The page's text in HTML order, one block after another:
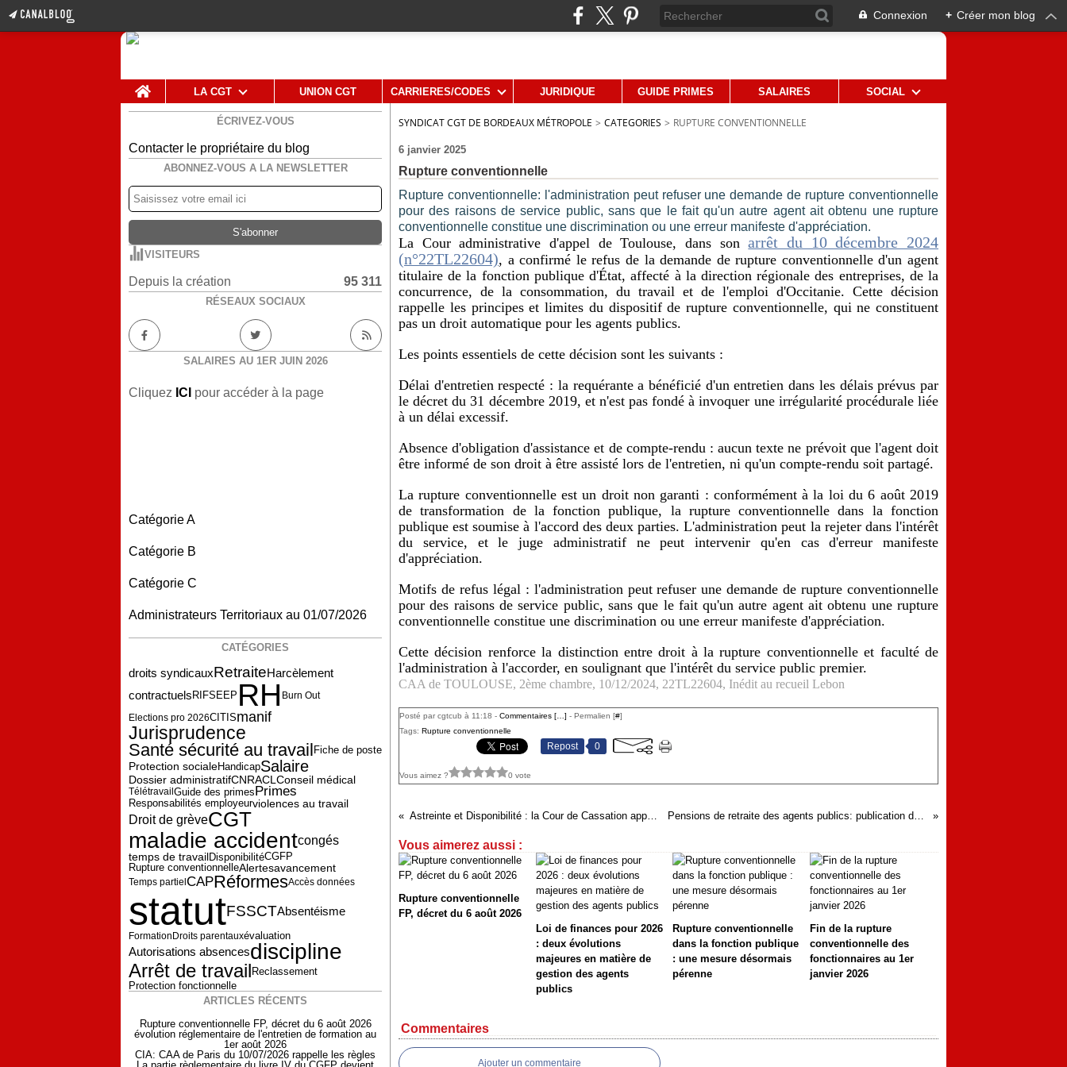
Connexion + Créer mon blog
Home
LA CGT UNION CGT CARRIERES/CODES JURIDIQUE GUIDE PRIMES SALAIRES SOCIAL
ÉCRIVEZ-VOUS
Contacter le propriétaire du blog
ABONNEZ-VOUS A LA NEWSLETTER
VISITEURS
Depuis la création 95 311
RÉSEAUX SOCIAUX
SALAIRES AU 1ER JUIN 2026
Cliquez ICI pour accéder à la page
Catégorie A
Catégorie B
Catégorie C
Administrateurs Territoriaux au 01/07/2026
CATÉGORIES
droits syndicauxRetraiteHarcèlement
contractuels RIFSEEP RH Burn Out
Elections pro 2026CITISmanif
Jurisprudence
Santé sécurité au travail Fiche de poste
Protection socialeHandicapSalaire
Dossier administratifCNRACL Conseil médical
Télétravail Guide des primesPrimes
Responsabilités employeurviolences au travail
Droit de grèveCGT
maladie accidentcongés
temps de travailDisponibilitéCGFP
Rupture conventionnelleAlertesavancement
Temps partiel CAPRéformesAccès données
statutFSSCTAbsentéisme
FormationDroits parentauxévaluation
Autorisations absencesdiscipline
Arrêt de travailReclassement
Protection fonctionnelle
ARTICLES RÉCENTS
Rupture conventionnelle FP, décret du 6 août 2026
évolution réglementaire de l'entretien de formation au
1er août 2026
CIA: CAA de Paris du 10/07/2026 rappelle les règles
SYNDICAT CGT DE BORDEAUX MÉTROPOLE > CATEGORIES > RUPTURE CONVENTIONNELLE
6 janvier 2025
Rupture conventionnelle
Rupture conventionnelle: l'administration peut refuser une demande de rupture conventionnelle
pour des raisons de service public, sans que le fait qu'un autre agent ait obtenu une rupture
conventionnelle constitue une discrimination ou une erreur manifeste d'appréciation.
La Cour administrative d'appel de Toulouse, dans son arrêt du 10 décembre 2024
(n°22TL22604), a confirmé le refus de la demande de rupture conventionnelle d'un agent
titulaire de la fonction publique d'État, affecté à la direction régionale des entreprises, de la
concurrence, de la consommation, du travail et de l'emploi d'Occitanie. Cette décision
rappelle les principes et limites du dispositif de rupture conventionnelle, qui ne constituent
pas un droit automatique pour les agents publics.
Les points essentiels de cette décision sont les suivants :
Délai d'entretien respecté : la requérante a bénéficié d'un entretien dans les délais prévus par
le décret du 31 décembre 2019, et n'est pas fondé à invoquer une irrégularité procédurale liée
à un délai excessif.
Absence d'obligation d'assistance et de compte-rendu : aucun texte ne prévoit que l'agent doit
être informé de son droit à être assisté lors de l'entretien, ni qu'un compte-rendu soit partagé.
La rupture conventionnelle est un droit non garanti : conformément à la loi du 6 août 2019
de transformation de la fonction publique, la rupture conventionnelle dans la fonction
publique est soumise à l'accord des deux parties. L'administration peut la rejeter dans l'intérêt
du service, et le juge administratif ne peut intervenir qu'en cas d'erreur manifeste
d'appréciation.
Motifs de refus légal : l'administration peut refuser une demande de rupture conventionnelle
pour des raisons de service public, sans que le fait qu'un autre agent ait obtenu une rupture
conventionnelle constitue une discrimination ou une erreur manifeste d'appréciation.
Cette décision renforce la distinction entre droit à la rupture conventionnelle et faculté de
l'administration à l'accorder, en soulignant que l'intérêt du service public premier.
CAA de TOULOUSE, 2ème chambre, 10/12/2024, 22TL22604, Inédit au recueil Lebon
Posté par cgtcub à 11:18 - Commentaires [ ] - Permalien [#]
Tags: Rupture conventionnelle
Repost 0
Vous aimez ? 0 vote
Astreinte et Disponibilité : la Cour de Cassation apporte des clarifications juridiques Pensions de retraite des agents publics: publication de deux décrets le 1er janvier 2025
Vous aimerez aussi :
Rupture conventionnelle
FP, décret du 6 août 2026
Loi de finances pour 2026
: deux évolutions
majeures en matière de
gestion des agents
publics
Rupture conventionnelle
dans la fonction publique
: une mesure désormais
pérenne
Fin de la rupture
conventionnelle des
fonctionnaires au 1er
janvier 2026
Commentaires
Ajouter un commentaire